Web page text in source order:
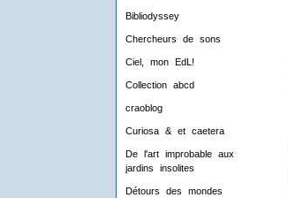
Bibliodyssey
Chercheurs de sons
Ciel, mon EdL!
Collection abcd
craoblog
Curiosa & et caetera
De l'art improbable aux
jardins insolites
Détours des mondes